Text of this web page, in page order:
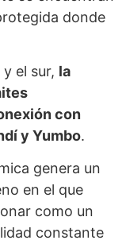
donde
el sur, la
con
y Yumbo.
genera un
en el que
como un
constante